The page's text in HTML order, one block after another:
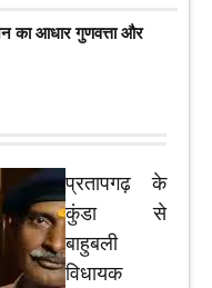
का आधार गुणवत्ता और
प्रतापगढ़ के
कुंडा से
बाहुबली
विधायक